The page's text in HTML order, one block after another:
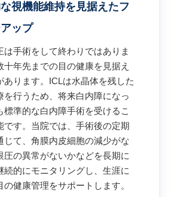
視機能維持を見据えたフ
ップ
は手術をして終わりではありま
十年先までの目の健康を見据え
あります。ICLは水晶体を残した
を行うため、将来白内障になっ
標準的な白内障手術を受けるこ
です。当院では、手術後の定期
じて、角膜内皮細胞の減少がな
圧の異常がないかなどを長期に
続的にモニタリングし、生涯に
の健康管理をサポートします。